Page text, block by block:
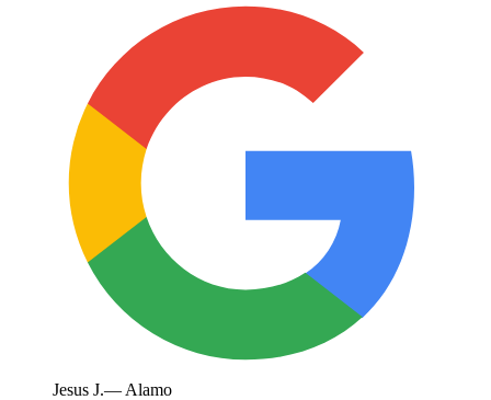
Jesus J.— Alamo